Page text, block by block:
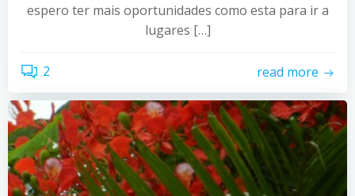
espero ter mais oportunidades como esta para ir a
lugares […]
2 read more